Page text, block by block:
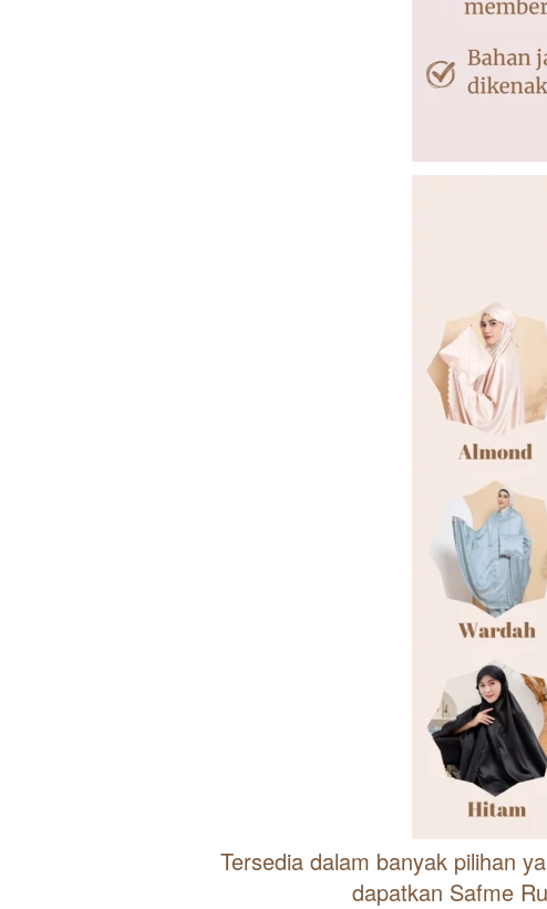
Tersedia dalam banyak pilihan
dapatkan Safme